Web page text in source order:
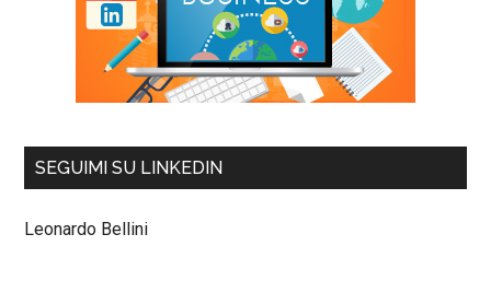
SEGUIMI SU LINKEDIN
Leonardo Bellini